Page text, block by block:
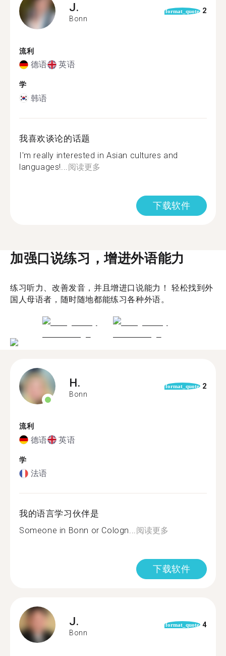
J.
Bonn
format_quote 2
流利
德语 英语
学
韩语
我喜欢谈论的话题
I'm really interested in Asian cultures and
languages!... 阅读更多
下载软件
加强口说练习，增进外语能力
练习听力、改善发音，并且增进口说能力！ 轻松找到外
国人母语者，随时随地都能练习各种外语。
H.
Bonn
format_quote 2
流利
德语 英语
学
法语
我的语言学习伙伴是
Someone in Bonn or Cologn...阅读更多
下载软件
J.
Bonn
format_quote 4